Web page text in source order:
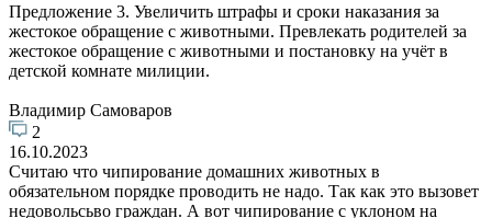
Предложение 3. Увеличить штрафы и сроки наказания за
жестокое обращение с животными. Превлекать родителей за
жестокое обращение с животными и постановку на учёт в
детской комнате милиции.
Владимир Самоваров
2
16.10.2023
Считаю что чипирование домашних животных в
обязательном порядке проводить не надо. Так как это вызовет
недовольсьво граждан. А вот чипирование с уклоном на